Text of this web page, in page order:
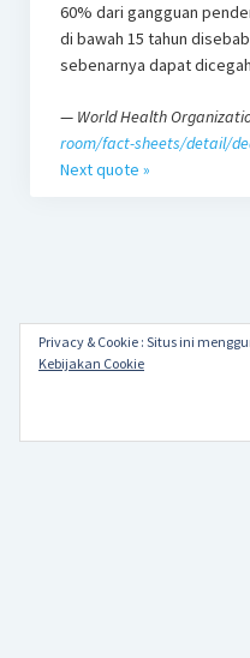
60% dari gangguan
di bawah 15 tahun
sebenarnya dapat
— World Health
room/fact-sheets/detail/
Next quote »
Privacy & Cookie : Situs ini
Kebijakan Cookie